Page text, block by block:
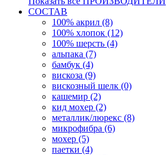
СОСТАВ
100% акрил (8)
100% хлопок (12)
100% шерсть (4)
альпака (7)
бамбук (4)
вискоза (9)
вискозный шелк (0)
кашемир (2)
кид мохер (2)
металлик/люрекс (8)
микрофибра (6)
мохер (5)
паетки (4)